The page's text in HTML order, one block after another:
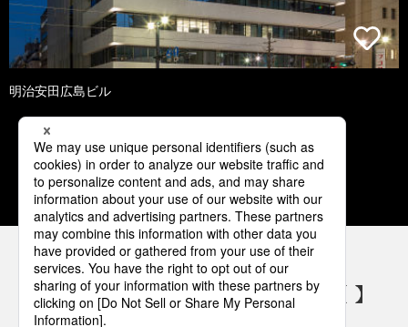
明治安田広島ビル
1 2 3 4 5
パナソニックの電気設備 SNSアカウント